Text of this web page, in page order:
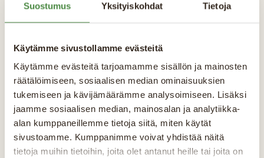
Suostumus Yksityiskohdat Tietoja
Käytämme sivustollamme evästeitä
Käytämme evästeitä tarjoamamme sisällön ja mainosten
räätälöimiseen, sosiaalisen median ominaisuuksien
tukemiseen ja kävijämäärämme analysoimiseen. Lisäksi
jaamme sosiaalisen median, mainosalan ja analytiikka-
alan kumppaneillemme tietoja siitä, miten käytät
sivustoamme. Kumppanimme voivat yhdistää näitä
tietoja muihin tietoihin, joita olet antanut heille tai joita on
Egenkontroll brandskydd
Arbetsmiljö
Brandskydd – Mall
Demontering av byggnadsställning